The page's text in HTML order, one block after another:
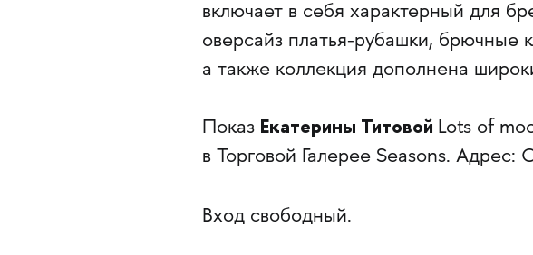
включает в себя характерный для
оверсайз платья-рубашки,
а также коллекция дополнена
Показ Екатерины Титовой Lots of
в Торговой Галерее Seasons.
Вход свободный.